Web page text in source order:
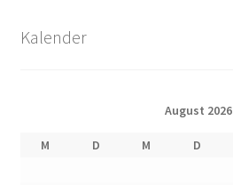
Kalender
August 2026
M D M D